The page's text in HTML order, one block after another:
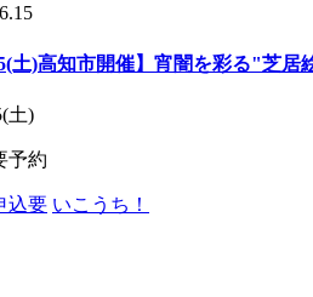
土)高知市開催】宵闇を彩る"芝
土)
予約
込要 いこうち！